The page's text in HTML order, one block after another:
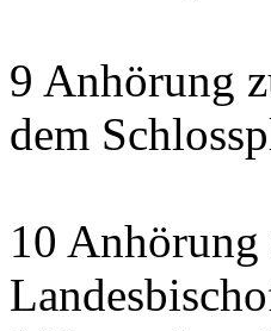
9 Anhörung
dem
10